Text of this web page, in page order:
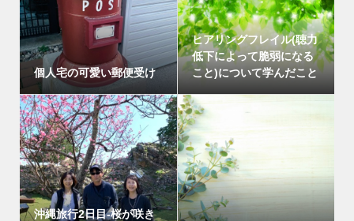
個人宅の可愛い郵便受け
ヒアリングフレイル(聴力
低下によって脆弱になる
こと)について学んだこと
沖縄旅行2日目-桜が咲き